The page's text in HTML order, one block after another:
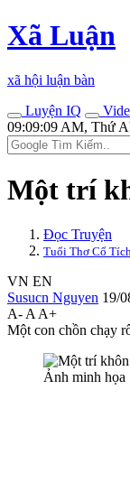
Xã Luận
xã hội luận bàn
Luyện IQ
09:09:09 AM, Thứ
Một trí
Đọc Truyện
Tuổi Thơ Cổ Tích
VN EN
Susucn Nguyen 19/
A- A A+
Một con chồn chạy
Ảnh minh họa